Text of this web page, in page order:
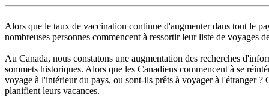
Alors que le taux de vaccination continue d'augmenter dans tout le
nombreuses personnes commencent à ressortir leur liste de voyages
Au Canada, nous constatons une augmentation des recherches
sommets historiques. Alors que les Canadiens commencent à se
voyage à l'intérieur du pays, ou sont-ils prêts à voyager à l'étranger
planifient leurs vacances.